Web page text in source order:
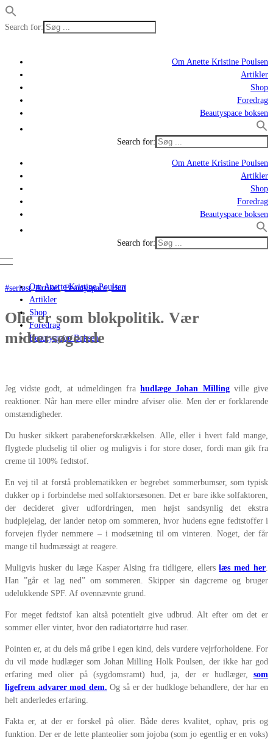
Search for:
Om Anette Kristine Poulsen
Artikler
Shop
Foredrag
Beautyspace boksen
Search for:
Om Anette Kristine Poulsen
Artikler
Shop
Foredrag
Beautyspace boksen
Search for:
Om Anette Kristine Poulsen
Artikler
Shop
Foredrag
Beautyspace Boksen
#seriøst,Artikel,Beautyspace,Hud
Olie er som blokpolitik. Vær
midtersøgende
Jeg vidste godt, at udmeldingen frahudlæge Johan Millingville give
reaktioner. Når han mere eller mindre afviser olie. Men der er forklarende
omstændigheder.
Du husker sikkert parabeneforskrækkelsen. Alle, eller i hvert fald mange,
flygtede pludselig til olier og muligvis i for store doser, fordi man gik fra
creme til 100% fedtstof.
En vej til at forstå problematikken er begrebet sommerbumser, som typisk
dukker op i forbindelse med solfaktorsæsonen. Det er bare ikke solfaktoren,
der decideret giver udfordringen, men højst sandsynlig det ekstra
hudplejelag, der lander netop om sommeren, hvor hudens egne fedtstoffer i
forvejen flyder nemmere – i modsætning til om vinteren. Noget, der får
mange til hudmæssigt at reagere.
Muligvis husker du læge Kasper Alsing fra tidligere, ellerslæs med her.
Han ”går et lag ned” om sommeren. Skipper sin dagcreme og bruger
udelukkende SPF. Af ovennævnte grund.
For meget fedtstof kan altså potentielt give udbrud. Alt efter om det er
sommer eller vinter, hvor den radiatortørre hud raser.
Pointen er, at du dels må gribe i egen kind, dels vurdere vejrforholdene. For
du vil møde hudlæger som Johan Milling Holk Poulsen, der ikke har god
erfaring med olier på (sygdomsramt) hud, ja, der er hudlæger, som
ligefrem advarer mod dem. Og så er der hudkloge behandlere, der har en
helt anderledes erfaring.
Fakta er, at der er forskel på olier. Både deres kvalitet, ophav, pris og
funktion. Der er de lette planteolier som jojoba (som jo egentlig er en voks)